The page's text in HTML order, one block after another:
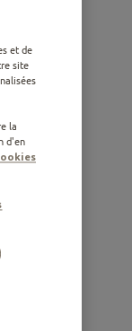
de
avec leur
cette
entre
leur chien
famille
ils
et à
leur bien-
devient
d'une
et de
site
la
d'en